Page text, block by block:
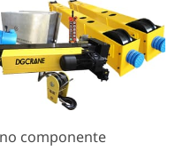
componente